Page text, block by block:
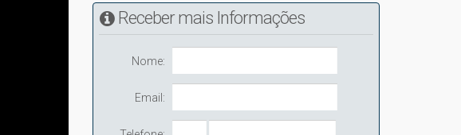
Receber mais Informações
Nome:
Email: